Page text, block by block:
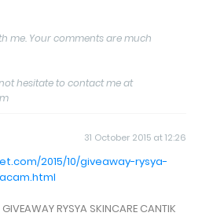
me. Your comments are much
hesitate to contact me at
31 October 2015 at 12:26
2015/10/giveaway-rysya-
RYSYA SKINCARE CANTIK